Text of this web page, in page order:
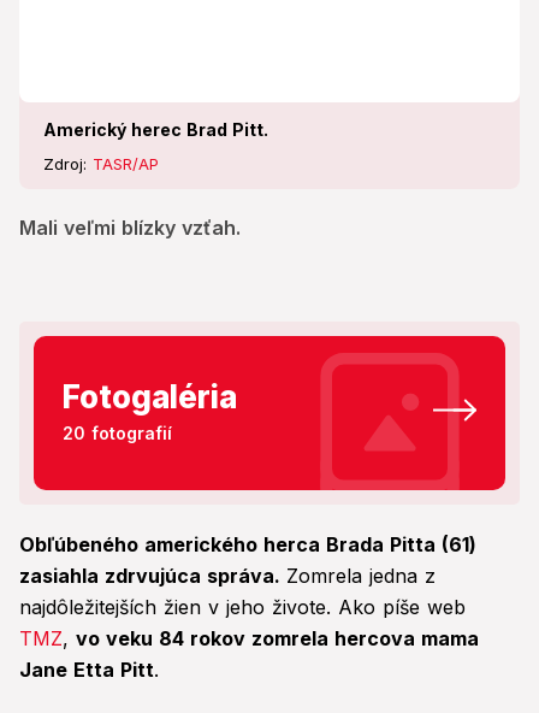
Americký herec Brad Pitt.
Zdroj: TASR/AP
Mali veľmi blízky vzťah.
Fotogaléria
20 fotografií
Obľúbeného amerického herca Brada Pitta (61)
zasiahla zdrvujúca správa. Zomrela jedna z
najdôležitejších žien v jeho živote. Ako píše web
TMZ, vo veku 84 rokov zomrela hercova mama
Jane Etta Pitt.